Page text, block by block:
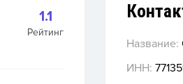
1.1
Рейтинг
Название:
ИНН: